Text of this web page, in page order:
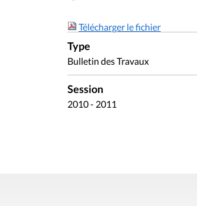
Télécharger le fichier
Type
Bulletin des Travaux
Session
2010 - 2011